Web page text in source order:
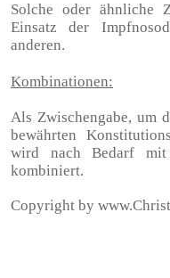
Solche oder ähnliche
Einsatz der
anderen.
Kombinationen:
Als Zwischengabe, um
bewährten
wird nach Bedarf mit
kombiniert.
Copyright by